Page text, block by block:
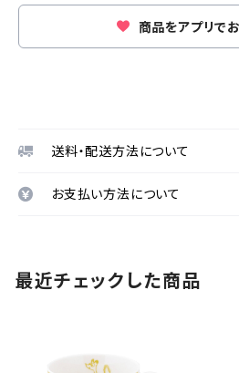
商品をアプリで
送料・配送方法について
お支払い方法について
最近チェックした商品